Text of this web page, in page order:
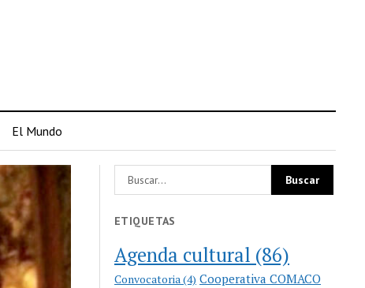
El Mundo
ETIQUETAS
Agenda cultural (86)
Convocatoria (4) Cooperativa COMACO